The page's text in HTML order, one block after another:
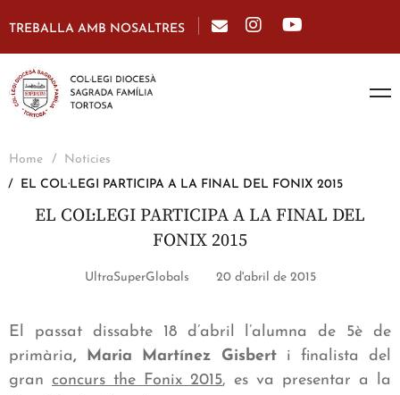
TREBALLA AMB NOSALTRES
Home
Notícies
EL COL·LEGI PARTICIPA A LA FINAL DEL FONIX 2015
EL COL·LEGI PARTICIPA A LA FINAL DEL
FONIX 2015
UltraSuperGlobals 20 d'abril de 2015
El passat dissabte 18 d’abril l’alumna de 5è de
primària, Maria Martínez Gisberti finalista del
gran concurs the Fonix 2015, es va presentar a la